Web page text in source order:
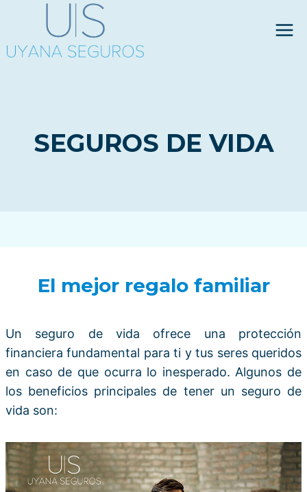
contenido
SEGUROS DE VIDA
El mejor regalo familiar
Un seguro de vida ofrece una protección
financiera fundamental para ti y tus seres queridos
en caso de que ocurra lo inesperado. Algunos de
los beneficios principales de tener un seguro de
vida son: